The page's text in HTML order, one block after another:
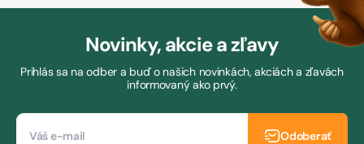
Novinky, akcie a zľavy
Prihlás sa na odber a buď o našich novinkách, akciách a zľavách
informovaný ako prvý.
Odoberať